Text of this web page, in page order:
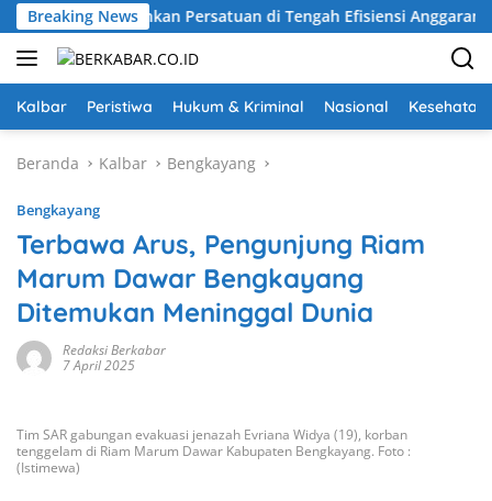
Langsung
ke
konten
Breaking News
Karolin Tekankan Persatuan di Tengah Efisiensi Anggaran
Kalbar Peristiwa Hukum & Kriminal Nasional Kesehatan
Beranda Kalbar Bengkayang
Bengkayang
Terbawa Arus, Pengunjung Riam
Marum Dawar Bengkayang
Ditemukan Meninggal Dunia
Redaksi Berkabar
7 April 2025
Tim SAR gabungan evakuasi jenazah Evriana Widya (19), korban
tenggelam di Riam Marum Dawar Kabupaten Bengkayang. Foto :
(Istimewa)